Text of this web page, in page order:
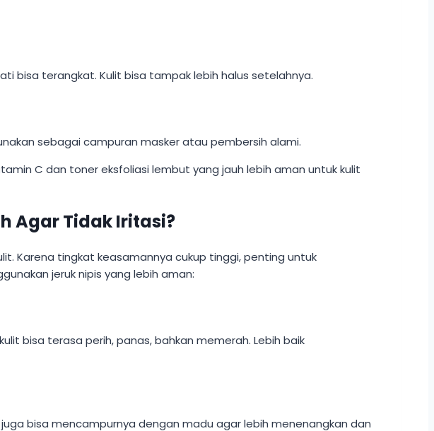
bisa terangkat. Kulit bisa tampak lebih halus setelahnya.
sebagai campuran masker atau pembersih alami.
C dan toner eksfoliasi lembut yang jauh lebih aman untuk kulit
Agar Tidak Iritasi?
Karena tingkat keasamannya cukup tinggi, penting untuk
jeruk nipis yang lebih aman:
bisa terasa perih, panas, bahkan memerah. Lebih baik
bisa mencampurnya dengan madu agar lebih menenangkan dan